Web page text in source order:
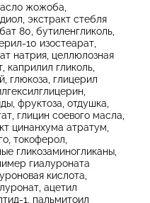
жожоба,
экстракт стебля
80, бутиленгликоль,
10 изостеарат,
натрия, целлюлозная
каприлил гликоль,
глюкоза, глицерил
фруктоза, отдушка,
глицин соевого масла,
цинанхума атратум,
токоферол,
гликозаминогликаны,
гиалуроната
кислота,
ацетил
1, пальмитоил